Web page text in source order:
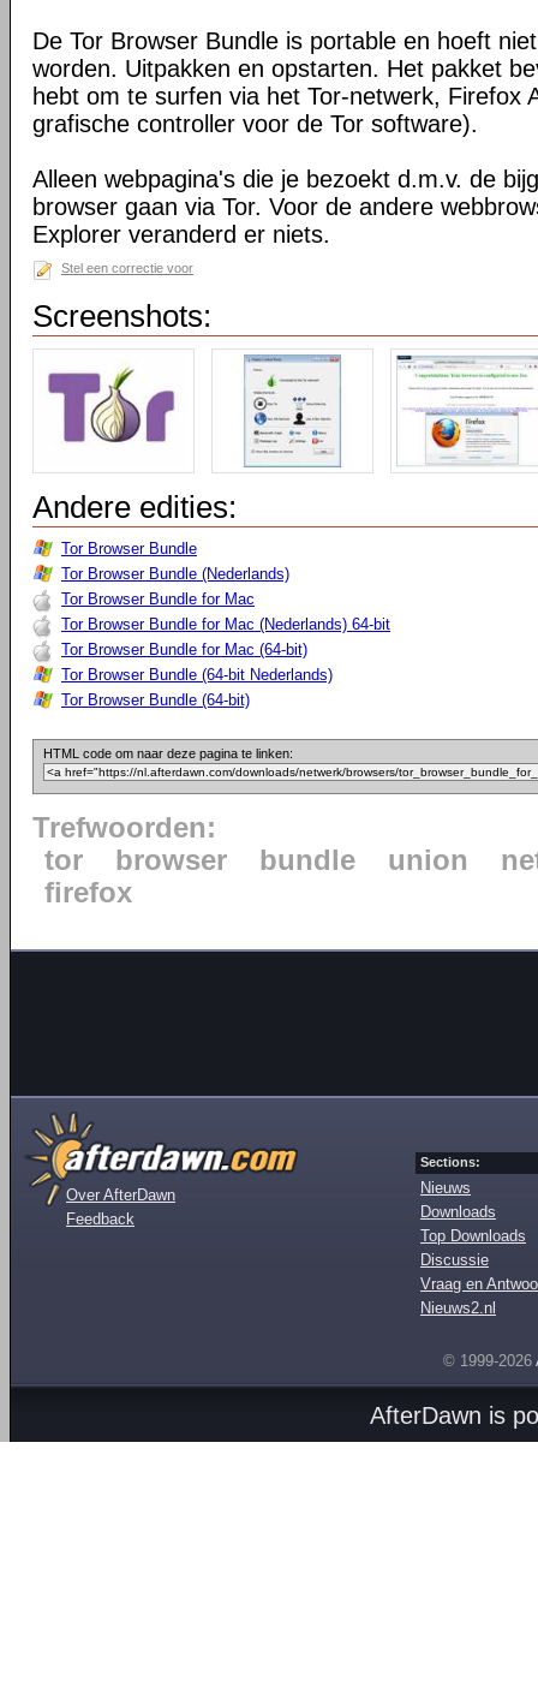
De Tor Browser Bundle is portable en hoeft
worden. Uitpakken en opstarten. Het pakket
hebt om te surfen via het Tor-netwerk, Firefox
grafische controller voor de Tor software).
Alleen webpagina's die je bezoekt d.m.v. de
browser gaan via Tor. Voor de andere
Explorer veranderd er niets.
Stel een correctie voor
Screenshots:
Andere edities:
Tor Browser Bundle
Tor Browser Bundle (Nederlands)
Tor Browser Bundle for Mac
Tor Browser Bundle for Mac (Nederlands) 64-bit
Tor Browser Bundle for Mac (64-bit)
Tor Browser Bundle (64-bit Nederlands)
Tor Browser Bundle (64-bit)
HTML code om naar deze pagina te linken:
Trefwoorden:
tor
browser bundle union
firefox
Over AfterDawn
Feedback
Sections:
Nieuws
Downloads
Top Downloads
Discussie
Vraag en
Nieuws2.nl
© 1999-2026
AfterDawn is